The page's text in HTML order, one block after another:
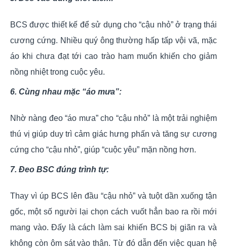
BCS được thiết kế để sử dụng cho “cậu nhỏ” ở trạng thái
cương cứng. Nhiều quý ông thường hấp tấp vội vã, mặc
áo khi chưa đạt tới cao trào ham muốn khiến cho giảm
nồng nhiệt trong cuộc yêu.
6. Cùng nhau mặc “áo mưa”:
Nhờ nàng đeo “áo mưa” cho “cậu nhỏ” là một trải nghiệm
thú vị giúp duy trì cảm giác hưng phấn và tăng sự cương
cứng cho “cậu nhỏ”, giúp “cuộc yêu” mặn nồng hơn.
7. Đeo BSC đúng trình tự:
Thay vì úp BCS lên đầu “cậu nhỏ” và tuột dần xuống tận
gốc, một số người lại chọn cách vuốt hẳn bao ra rồi mới
mang vào. Đấy là cách làm sai khiến BCS bị giãn ra và
không còn ôm sát vào thân. Từ đó dẫn đến việc quan hệ